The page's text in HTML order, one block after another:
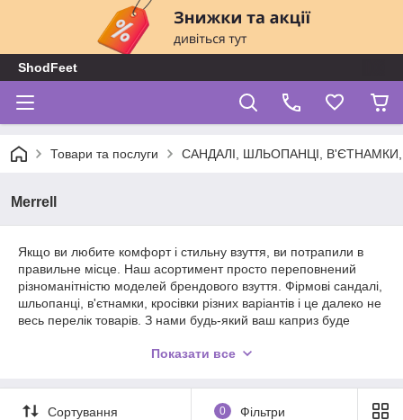
ShodFeet
Товари та послуги САНДАЛІ, ШЛЬОПАНЦІ,
Merrell
Якщо ви любите комфорт і стильну взуття, ви потрапили в
правильне місце. Наш асортимент просто переповнений
різноманітністю моделей брендового взуття. Фірмові сандалі,
шльопанці, в'єтнамки, кросівки різних варіантів і це далеко не
весь перелік товарів. З нами будь-який ваш каприз буде
про будь-якому товарі та надати висококваліфіковану
Показати все
Сортування 0 Фільтри